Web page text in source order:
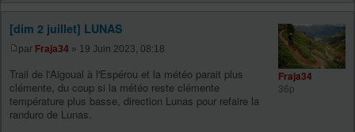
[dim 2 juillet] LUNAS
par Fraja34 » 19 Juin 2023, 08:18
Trail de l'Aigoual à l'Espérou et la météo parait plus
clémente, du coup si la météo reste clémente
température plus basse, direction Lunas pour refaire la
randuro de Lunas.
Fraja34
36p